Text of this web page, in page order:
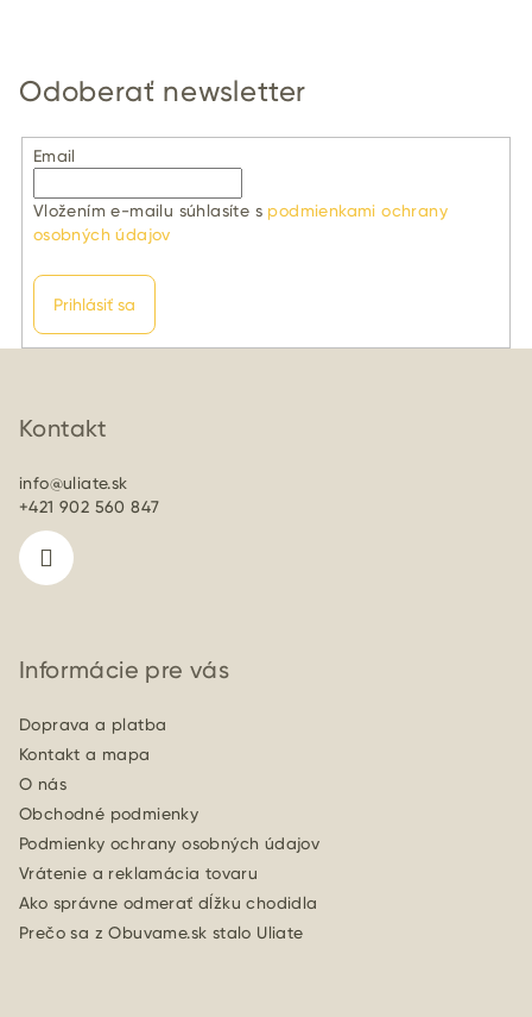
Odoberať newsletter
Email
Vložením e-mailu súhlasíte s podmienkami ochrany
osobných údajov
Prihlásiť sa
Kontakt
info@uliate.sk
+421 902 560 847
Informácie pre vás
Doprava a platba
Kontakt a mapa
O nás
Obchodné podmienky
Podmienky ochrany osobných údajov
Vrátenie a reklamácia tovaru
Ako správne odmerať dĺžku chodidla
Prečo sa z Obuvame.sk stalo Uliate